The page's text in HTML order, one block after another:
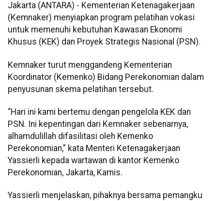
Jakarta (ANTARA) - Kementerian Ketenagakerjaan
(Kemnaker) menyiapkan program pelatihan vokasi
untuk memenuhi kebutuhan Kawasan Ekonomi
Khusus (KEK) dan Proyek Strategis Nasional (PSN).
Kemnaker turut menggandeng Kementerian
Koordinator (Kemenko) Bidang Perekonomian dalam
penyusunan skema pelatihan tersebut.
“Hari ini kami bertemu dengan pengelola KEK dan
PSN. Ini kepentingan dari Kemnaker sebenarnya,
alhamdulillah difasilitasi oleh Kemenko
Perekonomian,” kata Menteri Ketenagakerjaan
Yassierli kepada wartawan di kantor Kemenko
Perekonomian, Jakarta, Kamis.
Yassierli menjelaskan, pihaknya bersama pemangku